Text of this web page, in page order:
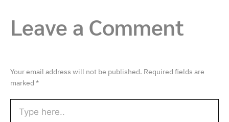
Leave a Comment
Your email address will not be published. Required fields are
marked *
here..